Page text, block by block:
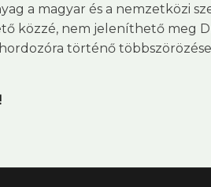
a magyar és a nemzetközi
közzé, nem jeleníthető meg
történő